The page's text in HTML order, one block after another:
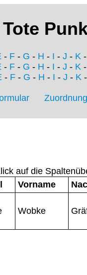
Tote
- F - G - H - I - J - K
- F - G - H - I - J - K
- F- G - H - I - J - K
auf die
Vorname
Wobke